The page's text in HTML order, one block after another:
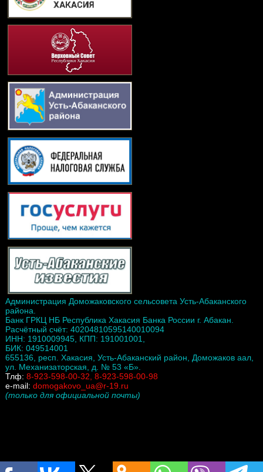
Администрация Доможаковского сельсовета Усть-Абаканского
района.
Банк ГРКЦ НБ Республика Хакасия Банка России г. Абакан.
Расчётный счёт: 40204810595140010094
ИНН: 1910009945, КПП: 191001001,
БИК: 049514001
655136, респ. Хакасия, Усть-Абаканский район, Доможаков аал,
ул. Механизаторская, д. № 53 «Б».
Тлф: 8-923-598-00-32, 8-923-598-00-98
e-mail: domogakovo_ua@r-19.ru
(только для официальной почты)